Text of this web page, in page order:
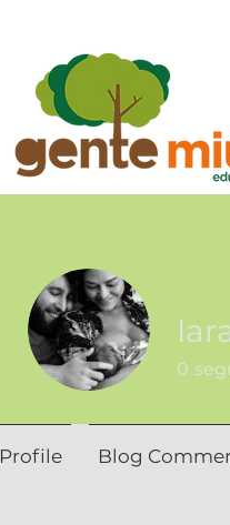
0
Profile Blog